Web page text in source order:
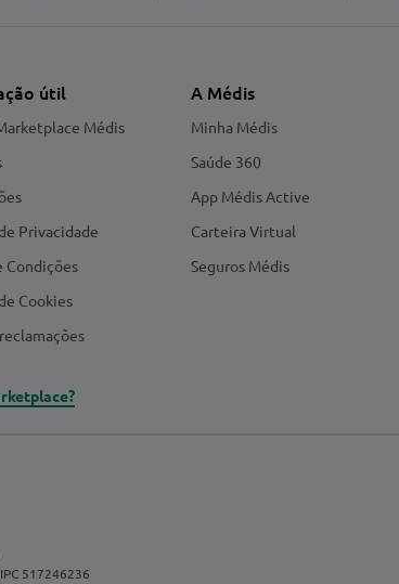
útil
Médis
Privacidade
Condições
Cookies
A Médis
Minha Médis
Saúde 360
App Médis Active
Carteira Virtual
Seguros Médis
517246236